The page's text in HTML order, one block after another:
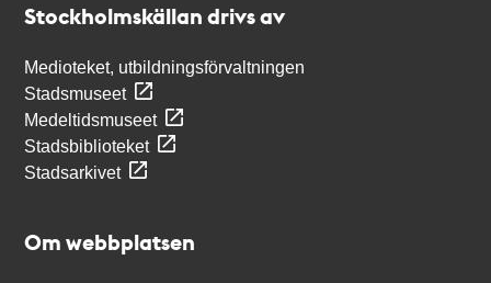
Stockholmskällan drivs av
Medioteket, utbildningsförvaltningen
Stadsmuseet
Medeltidsmuseet
Stadsbiblioteket
Stadsarkivet
Om webbplatsen